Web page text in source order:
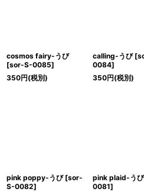
cosmos fairy-うび
[sor-S-0085]
350円(税別)
calling-うび [
0084]
350円(税別)
pink poppy-うび [sor-
S-0082]
pink plaid-うび
0081]